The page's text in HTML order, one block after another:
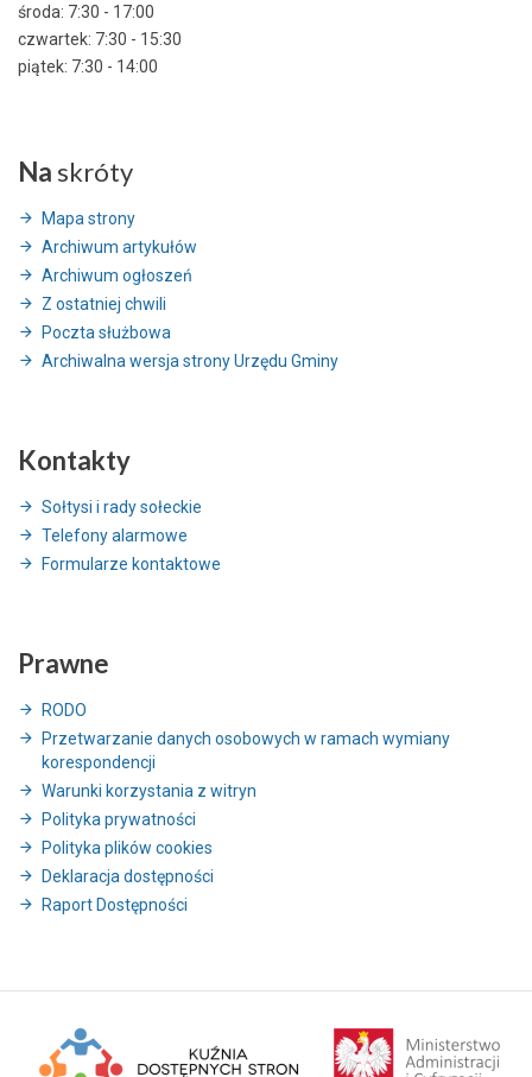
środa: 7:30 - 17:00
czwartek: 7:30 - 15:30
piątek: 7:30 - 14:00
Na skróty
Mapa strony
Archiwum artykułów
Archiwum ogłoszeń
Z ostatniej chwili
Poczta służbowa
Archiwalna wersja strony Urzędu Gminy
Kontakty
Sołtysi i rady sołeckie
Telefony alarmowe
Formularze kontaktowe
Prawne
RODO
Przetwarzanie danych osobowych w ramach wymiany
korespondencji
Warunki korzystania z witryn
Polityka prywatności
Polityka plików cookies
Deklaracja dostępności
Raport Dostępności